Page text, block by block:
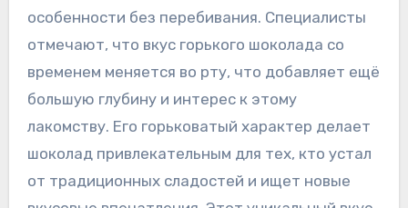
особенности без перебивания. Специалисты
отмечают‚ что вкус горького шоколада со
временем меняется во рту‚ что добавляет ещё
большую глубину и интерес к этому
лакомству. Его горьковатый характер делает
шоколад привлекательным для тех‚ кто устал
от традиционных сладостей и ищет новые